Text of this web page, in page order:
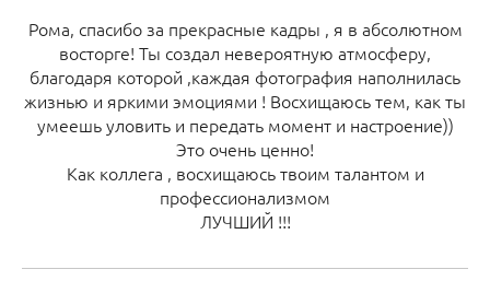
Рома, спасибо за прекрасные кадры , я в абсолютном
восторге! Ты создал невероятную атмосферу,
благодаря которой ,каждая фотография наполнилась
жизнью и яркими эмоциями ! Восхищаюсь тем, как ты
умеешь уловить и передать момент и настроение))
Это очень ценно!
Как коллега , восхищаюсь твоим талантом и
профессионализмом
ЛУЧШИЙ !!!